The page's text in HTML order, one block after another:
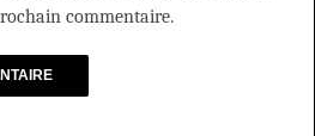
commentaire.